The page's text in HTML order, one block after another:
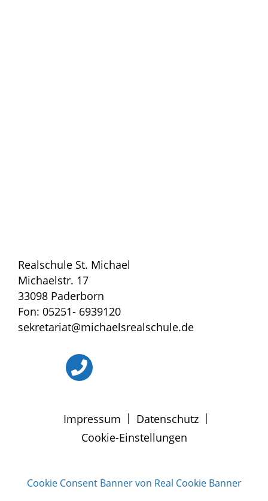
Realschule St. Michael
Michaelstr. 17
33098 Paderborn
Fon: 05251- 6939120
sekretariat@michaelsrealschule.de
Impressum | Datenschutz |
Cookie-Einstellungen
Cookie Consent Banner von Real Cookie Banner